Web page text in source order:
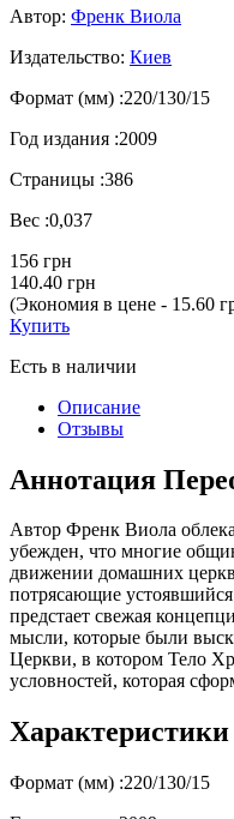
Автор: Френк Виола
Издательство: Киев
Формат (мм) :220/130/15
Год издания :2009
Страницы :386
Вес :0,037
156 грн
140.40 грн
(Экономия в цене - 15.60
Купить
Есть в наличии
Описание
Отзывы
Аннотация
Автор Френк Виола
убежден, что многие
движении домашних
потрясающие
предстает свежая
мысли, которые были
Церкви, в котором Тело
условностей, которая
Характеристики
Формат (мм) :220/130/15